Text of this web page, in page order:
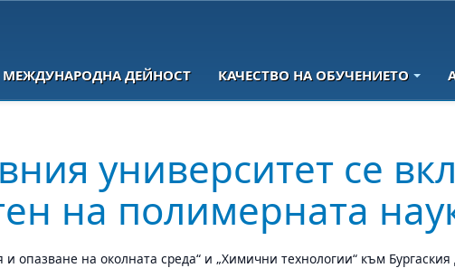
МЕЖДУНАРОДНА ДЕЙНОСТ КАЧЕСТВО НА ОБУЧЕНИЕТО
университет се
на полимерната
опазване на околната среда“ и „Химични технологии“ към